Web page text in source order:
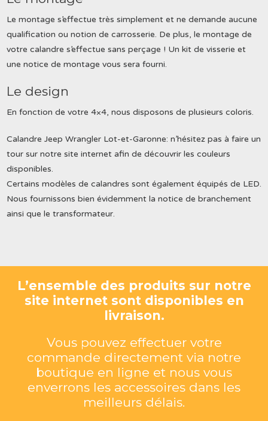
Le montage s’effectue très simplement et ne demande aucune
qualification ou notion de carrosserie. De plus, le montage de
votre calandre s’effectue sans perçage ! Un kit de visserie et
une notice de montage vous sera fourni.
Le design
En fonction de votre 4×4, nous disposons de plusieurs coloris.
Calandre Jeep Wrangler Lot-et-Garonne: n’hésitez pas à faire un
tour sur notre site internet afin de découvrir les couleurs
disponibles.
Certains modèles de calandres sont également équipés de LED.
Nous fournissons bien évidemment la notice de branchement
ainsi que le transformateur.
L’ensemble des produits sur notre
site internet sont disponibles en
livraison.
Vous pouvez effectuer votre
commande directement via notre
boutique en ligne et nous vous
enverrons les accessoires dans les
meilleurs délais.